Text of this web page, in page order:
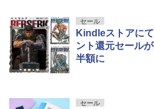
セール
Kindleストアに
ント還元セール
半額に
セール